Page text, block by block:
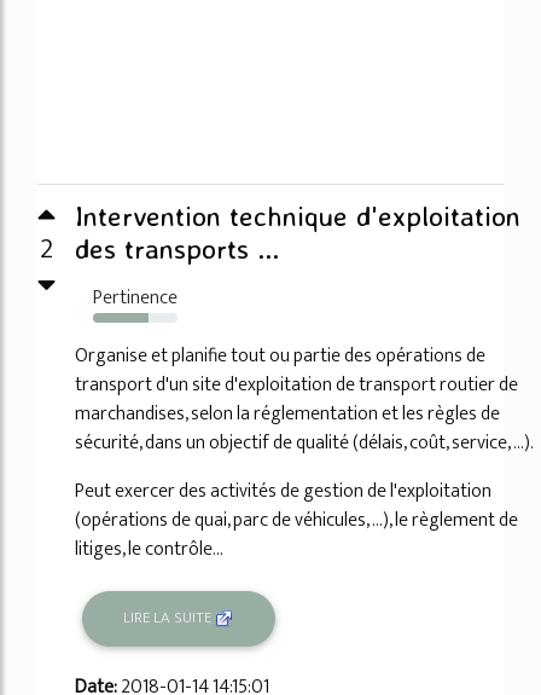
2
Intervention technique d'exploitation
des transports ...
Pertinence
65%
Organise et planifie tout ou partie des opérations de
transport d'un site d'exploitation de transport routier de
marchandises, selon la réglementation et les règles de
sécurité, dans un objectif de qualité (délais, coût, service, ...).
Peut exercer des activités de gestion de l'exploitation
(opérations de quai, parc de véhicules, ...), le règlement de
litiges, le contrôle...
LIRE LA SUITE
Date:2018-01-14 14:15:01